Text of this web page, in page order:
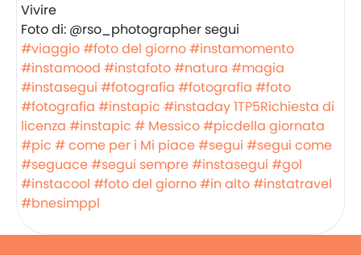
Vivire
Foto di: @rso_photographer segui
#viaggio#foto del giorno#instamomento
#instamood #instafoto#natura #magia
#instasegui #fotografia #fotografia #foto
#fotografia #instapic #instaday1TP5Richiesta di
licenza #instapic # Messico#picdella giornata
#pic # come per i Mi piace#segui #segui come
#seguace#segui sempre#instasegui #gol
#instacool #foto del giorno#in alto#instatravel
#bnesimppl